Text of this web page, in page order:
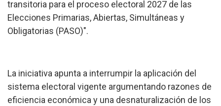
transitoria para el proceso electoral 2027 de las
Elecciones Primarias, Abiertas, Simultáneas y
Obligatorias (PASO)".
La iniciativa apunta a interrumpir la aplicación del
sistema electoral vigente argumentando razones de
eficiencia económica y una desnaturalización de los